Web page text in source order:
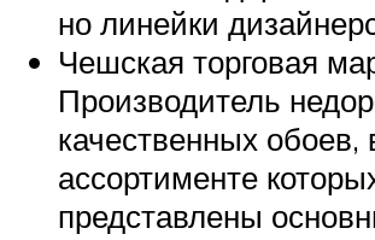
но линейки
Чешская торговая
Производитель
качественных обоев,
ассортименте
представлены